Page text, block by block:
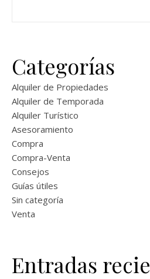
Categorías
Alquiler de Propiedades
Alquiler de Temporada
Alquiler Turístico
Asesoramiento
Compra
Compra-Venta
Consejos
Guías útiles
Sin categoría
Venta
Entradas